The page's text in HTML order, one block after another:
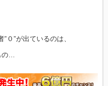
０”が出ているのは、
…